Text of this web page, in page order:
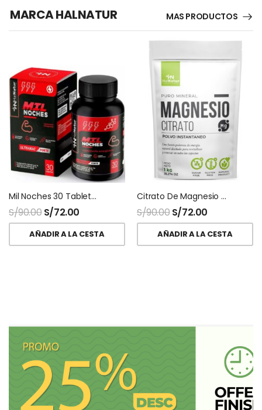
MARCA HALNATUR MAS PRODUCTOS
Mil Noches 30 Tabletas HNhalnatur
S/90.00 S/72.00
AÑADIR A LA CESTA
Citrato De Magnesio Halnatur Doypack
S/90.00 S/72.00
AÑADIR A LA CESTA